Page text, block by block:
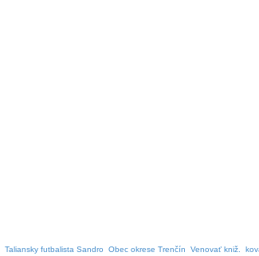
Taliansky futbalista Sandro Obec okrese Trenčín Venovať kniž.